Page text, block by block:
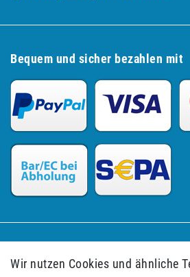
Bequem und sicher bezahlen mit
Impressum
Wir nutzen Cookies und ähnliche